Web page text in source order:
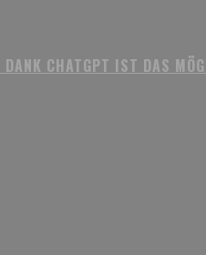
DANK CHATGPT IST DAS